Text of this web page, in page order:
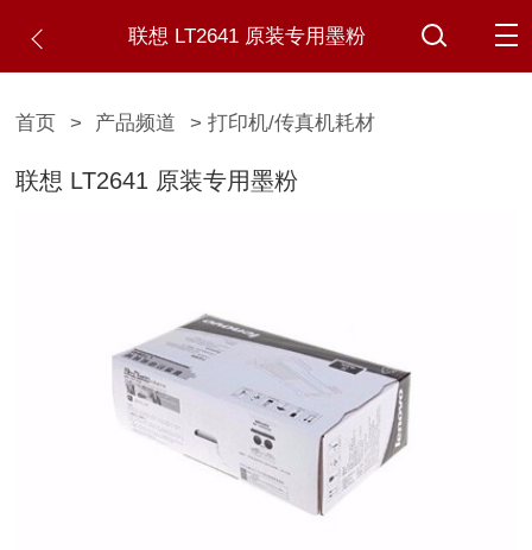
联想 LT2641 原装专用墨粉
首页 > 产品频道 > 打印机/传真机耗材
联想 LT2641 原装专用墨粉